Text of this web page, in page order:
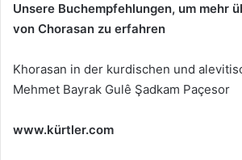
Unsere Buchempfehlungen, um mehr
von Chorasan zu erfahren
Khorasan in der kurdischen und
Mehmet Bayrak Gulê Şadkam Paçesor
www.kürtler.com